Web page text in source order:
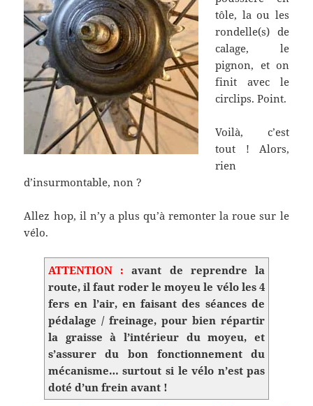
tôle, la ou les
rondelle(s) de
calage, le
pignon, et on
finit avec le
circlips. Point.
Voilà, c’est
tout ! Alors,
rien
d’insurmontable, non ?
Allez hop, il n’y a plus qu’à remonter la roue sur le
vélo.
ATTENTION : avant de reprendre la
route, il faut roder le moyeu le vélo les 4
fers en l’air, en faisant des séances de
pédalage / freinage, pour bien répartir
la graisse à l’intérieur du moyeu, et
s’assurer du bon fonctionnement du
mécanisme… surtout si le vélo n’est pas
doté d’un frein avant !